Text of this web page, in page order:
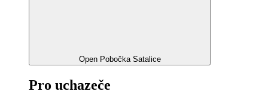
Open Pobočka Satalice
Pro uchazeče